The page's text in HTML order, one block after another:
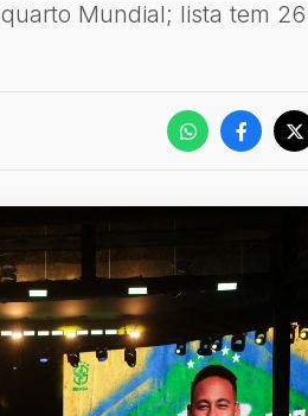
Mundial; lista tem 26